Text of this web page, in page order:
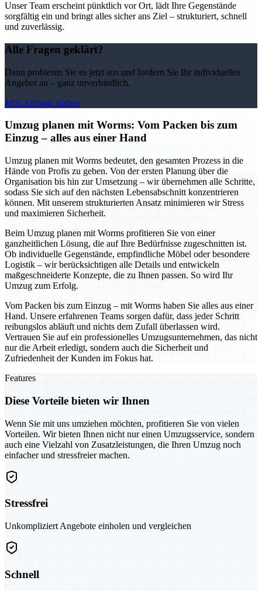
Unser Team erscheint pünktlich vor Ort, lädt Ihre Gegenstände
sorgfältig ein und bringt alles sicher ans Ziel – strukturiert, schnell
und zuverlässig.
Alle Fragen geklärt?
Dann probieren Sie es jetzt aus und fordern Sie Ihr individuelles
Angebot an – ganz unverbindlich.
Jetzt Anfrage starten
Umzug planen mit Worms: Vom Packen bis zum
Einzug – alles aus einer Hand
Umzug planen mit Worms bedeutet, den gesamten Prozess in die
Hände von Profis zu geben. Von der ersten Planung über die
Organisation bis hin zur Umsetzung – wir übernehmen alle Schritte,
sodass Sie sich auf den nächsten Lebensabschnitt konzentrieren
können. Mit unserem strukturierten Ansatz minimieren wir Stress
und maximieren Sicherheit.
Beim Umzug planen mit Worms profitieren Sie von einer
ganzheitlichen Lösung, die auf Ihre Bedürfnisse zugeschnitten ist.
Ob individuelle Gegenstände, empfindliche Möbel oder besondere
Logistik – wir berücksichtigen alle Details und entwickeln
maßgeschneiderte Konzepte, die zu Ihnen passen. So wird Ihr
Umzug zum Erfolg.
Vom Packen bis zum Einzug – mit Worms haben Sie alles aus einer
Hand. Unsere erfahrenen Teams sorgen dafür, dass jeder Schritt
reibungslos abläuft und nichts dem Zufall überlassen wird.
Vertrauen Sie auf ein professionelles Umzugsunternehmen, das nicht
nur die Arbeit erledigt, sondern auch die Sicherheit und
Zufriedenheit der Kunden im Fokus hat.
Features
Diese Vorteile bieten wir Ihnen
Wenn Sie mit uns umziehen möchten, profitieren Sie von vielen
Vorteilen. Wir bieten Ihnen nicht nur einen Umzugsservice, sondern
auch eine Vielzahl von Zusatzleistungen, die Ihren Umzug noch
einfacher und stressfreier machen.
Stressfrei
Unkompliziert Angebote einholen und vergleichen
Schnell